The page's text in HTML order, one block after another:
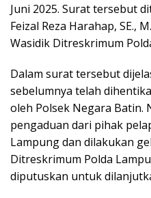
Juni 2025. Surat tersebut
Feizal Reza Harahap, SE.,
Wasidik Ditreskrimum
Dalam surat tersebut
sebelumnya telah
oleh Polsek Negara Batin.
pengaduan dari pihak
Lampung dan dilakukan
Ditreskrimum Polda
diputuskan untuk